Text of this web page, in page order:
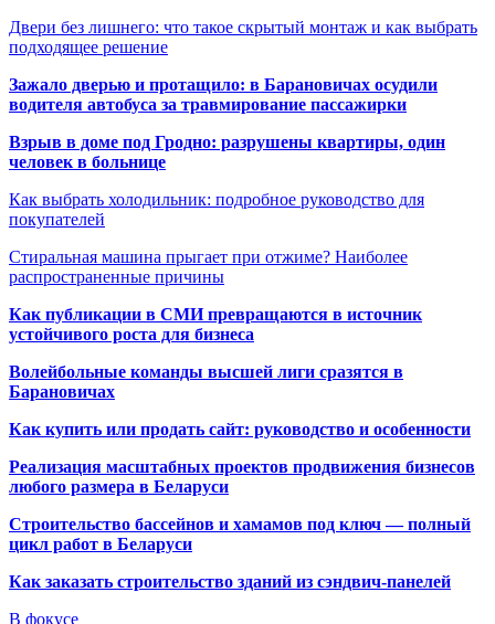
Двери без лишнего: что такое скрытый монтаж и как выбрать
подходящее решение
Зажало дверью и протащило: в Барановичах осудили
водителя автобуса за травмирование пассажирки
Взрыв в доме под Гродно: разрушены квартиры, один
человек в больнице
Как выбрать холодильник: подробное руководство для
покупателей
Стиральная машина прыгает при отжиме? Наиболее
распространенные причины
Как публикации в СМИ превращаются в источник
устойчивого роста для бизнеса
Волейбольные команды высшей лиги сразятся в
Барановичах
Как купить или продать сайт: руководство и особенности
Реализация масштабных проектов продвижения бизнесов
любого размера в Беларуси
Строительство бассейнов и хамамов под ключ — полный
цикл работ в Беларуси
Как заказать строительство зданий из сэндвич-панелей
В фокусе